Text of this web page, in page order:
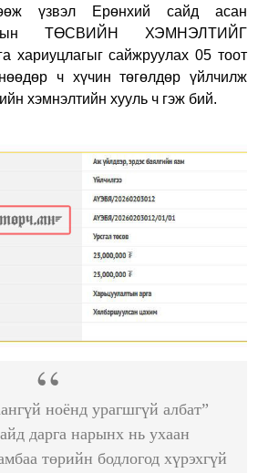
үзвэл Ерөнхий сайд асан
ТӨСВИЙН ХЭМНЭЛТИЙГ
хариуцлагыг сайжруулах 05 тоот
ч хүчин төгөлдөр үйлчилж
хэмнэлтийн хууль ч гэж бий.
ноёнд урагшгүй албат”
дарга нарынх нь ухаан
төрийн бодлогод хүрэхгүй